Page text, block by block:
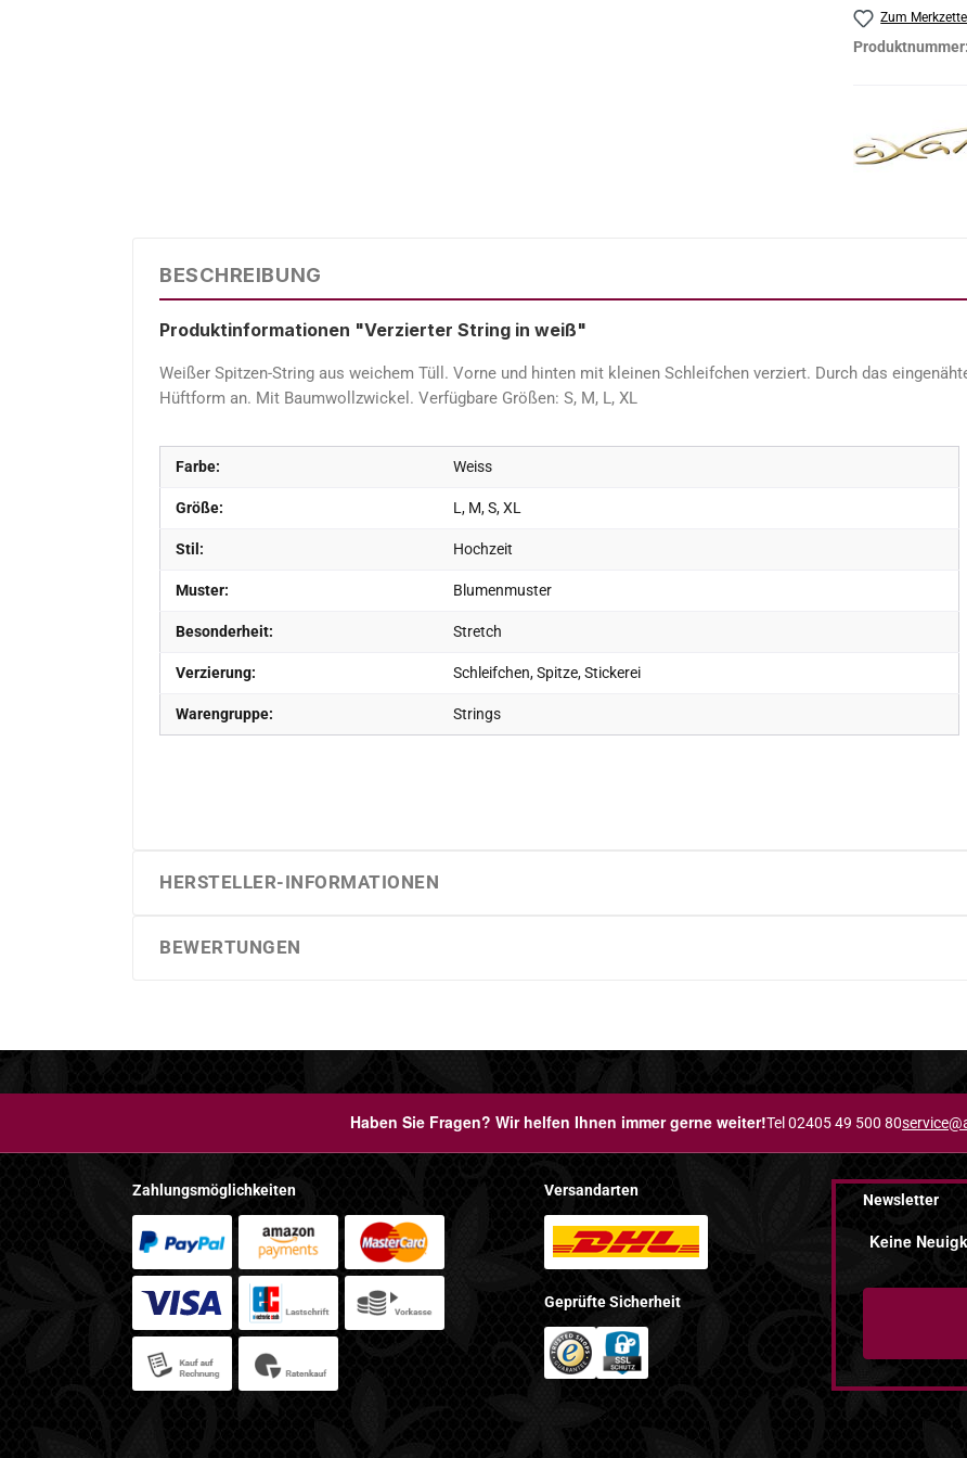
Zum
Produktnummer:
BESCHREIBUNG
Produktinformationen "Verzierter String in weiß"
Weißer Spitzen-String aus weichem Tüll. Vorne und hinten mit kleinen Schleifchen verziert. Durch das
Hüftform an. Mit Baumwollzwickel. Verfügbare Größen: S, M, L, XL
Farbe: Weiss
Größe: L, M, S, XL
Stil: Hochzeit
Muster: Blumenmuster
Besonderheit: Stretch
Verzierung: Schleifchen, Spitze, Stickerei
Warengruppe: Strings
HERSTELLER-INFORMATIONEN
BEWERTUNGEN
Haben Sie Fragen? Wir helfen Ihnen immer gerne weiter!Tel 02405 49 500 80
Zahlungsmöglichkeiten Versandarten
Geprüfte Sicherheit
Newsletter
Keine